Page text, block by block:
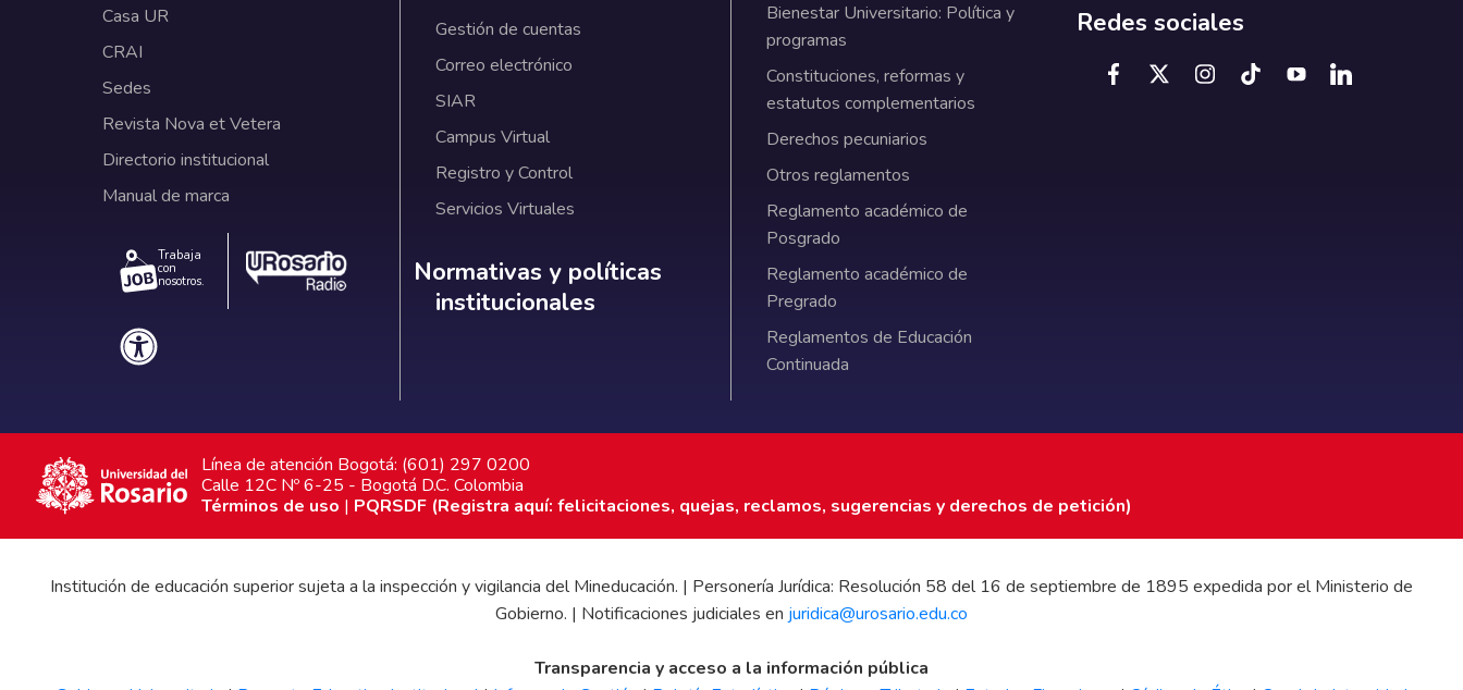
Casa UR
CRAI
Sedes
Revista Nova et Vetera
Directorio institucional
Manual de marca
Trabaja
con
nosotros.
Gestión de cuentas
Correo electrónico
SIAR
Campus Virtual
Registro y Control
Servicios Virtuales
Normativas y políticas institucionales
Normativas y políticas
institucionales
Bienestar Universitario: Política y
programas
Constituciones, reformas y
estatutos complementarios
Derechos pecuniarios
Otros reglamentos
Reglamento académico de
Posgrado
Reglamento académico de
Pregrado
Reglamentos de Educación
Continuada
Redes sociales
Línea de atención Bogotá: (601) 297 0200
Calle 12C Nº 6-25 - Bogotá D.C. Colombia
Términos de uso | PQRSDF (Registra aquí: felicitaciones, quejas, reclamos, sugerencias y derechos de petición)
Institución de educación superior sujeta a la inspección y vigilancia del Mineducación. | Personería Jurídica: Resolución 58 del 16 de septiembre de 1895 expedida por el Ministerio de
Gobierno. | Notificaciones judiciales en juridica@urosario.edu.co
Transparencia y acceso a la información pública